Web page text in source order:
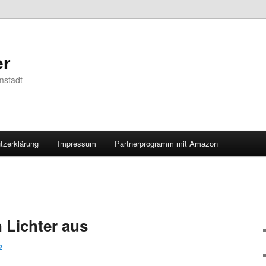
Impressum Partnerprogramm mit Amazon
Lichter aus